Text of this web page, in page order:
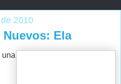
2010
Ela
una